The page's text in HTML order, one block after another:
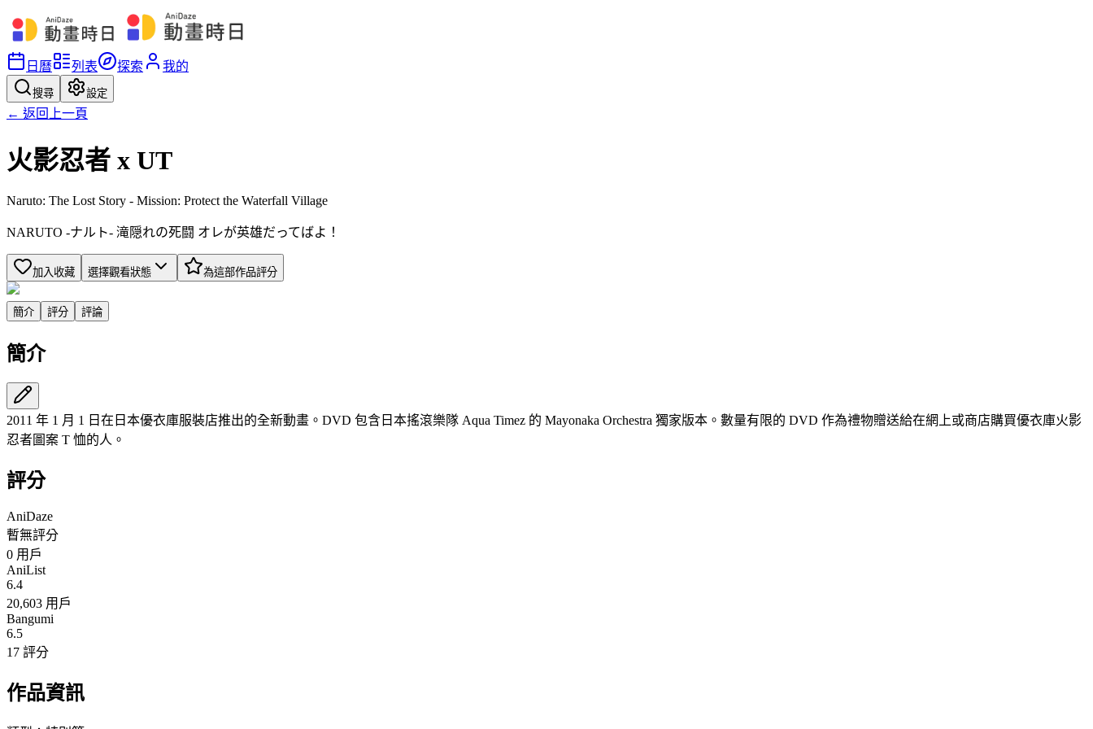
日曆 列表 探索 我的
搜尋 設定
← 返回上一頁
火影忍者 x UT
Naruto: The Lost Story - Mission: Protect the Waterfall Village
NARUTO -ナルト- 滝隠れの死闘 オレが英雄だってばよ！
加入收藏 選擇觀看狀態 為這部作品評分
簡介 評分 評論
簡介
2011 年 1 月 1 日在日本優衣庫服裝店推出的全新動畫。DVD 包含日本搖滾樂隊 Aqua Timez 的 Mayonaka Orchestra 獨家版本。數量有限的 DVD 作為禮物贈送給在網上或商店購買優衣庫火影
忍者圖案 T 恤的人。
評分
AniDaze
暫無評分
0 用戶
AniList
6.4
20,603 用戶
Bangumi
6.5
17 評分
作品資訊